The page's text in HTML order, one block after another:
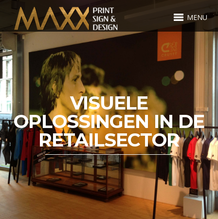
MENU
VISUELE
OPLOSSINGEN IN DE
RETAILSECTOR